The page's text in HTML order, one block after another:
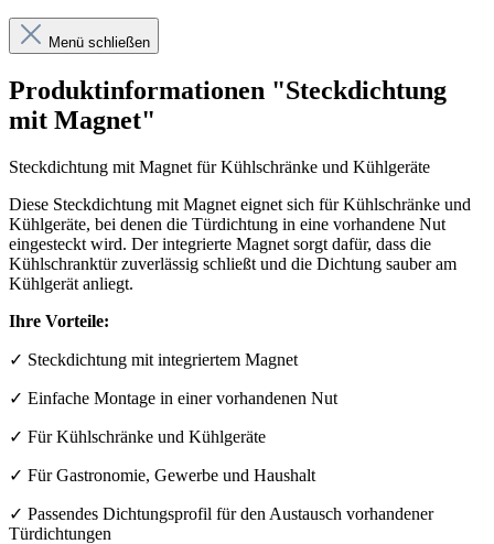
Menü schließen
Produktinformationen "Steckdichtung
mit Magnet"
Steckdichtung mit Magnet für Kühlschränke und Kühlgeräte
Diese Steckdichtung mit Magnet eignet sich für Kühlschränke und
Kühlgeräte, bei denen die Türdichtung in eine vorhandene Nut
eingesteckt wird. Der integrierte Magnet sorgt dafür, dass die
Kühlschranktür zuverlässig schließt und die Dichtung sauber am
Kühlgerät anliegt.
Ihre Vorteile:
✓ Steckdichtung mit integriertem Magnet
✓ Einfache Montage in einer vorhandenen Nut
✓ Für Kühlschränke und Kühlgeräte
✓ Für Gastronomie, Gewerbe und Haushalt
✓ Passendes Dichtungsprofil für den Austausch vorhandener
Türdichtungen